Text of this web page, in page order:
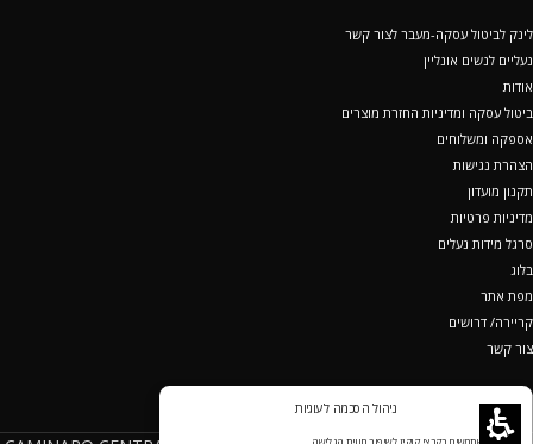
ניהול הסכמה לעוגיות
לינק לביטול עסקה-מעבר לצור קשר
נעליים לנשים אונליין
אודות
ביטול עסקה ומדיניות החזרת מוצרים
אספקה ומשלוחים
הצהרת נגישות
תקנון מועדון
מדיניות פרטיות
סרגל מידות נעלים
בלוג
מפת אתר
קריירה/ דרושים
צור קשר